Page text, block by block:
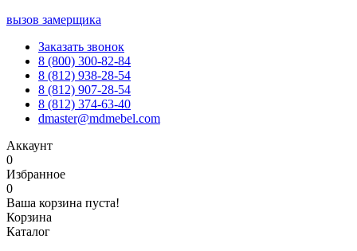
вызов замерщика
Заказать звонок
8 (800) 300-82-84
8 (812) 938-28-54
8 (812) 907-28-54
8 (812) 374-63-40
dmaster@mdmebel.com
Аккаунт
0
Избранное
0
Ваша корзина пуста!
Корзина
Каталог